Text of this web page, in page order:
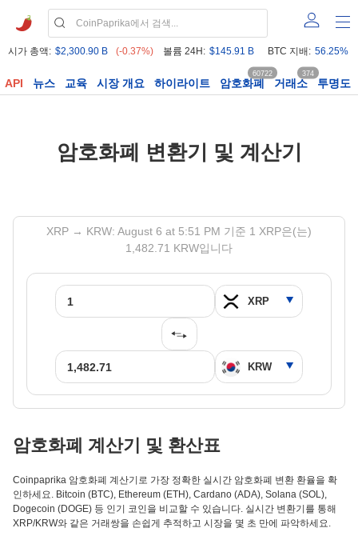
시가 총액: $2,300.90 B (-0.37%) 볼륨 24H: $145.91 B BTC 지배: 56.25%
API 뉴스 교육 시장 개요 하이라이트 암호화폐
60722
거래소
374
투명도
암호화폐 변환기 및 계산기
XRP → KRW: August 6 at 5:51 PM 기준 1 XRP은(는)
1,482.71 KRW입니다
암호화폐 계산기 및 환산표
Coinpaprika 암호화폐 계산기로 가장 정확한 실시간 암호화폐 변환 환율을 확
인하세요. Bitcoin (BTC), Ethereum (ETH), Cardano (ADA), Solana (SOL),
Dogecoin (DOGE) 등 인기 코인을 비교할 수 있습니다. 실시간 변환기를 통해
XRP/KRW와 같은 거래쌍을 손쉽게 추적하고 시장을 몇 초 만에 파악하세요.